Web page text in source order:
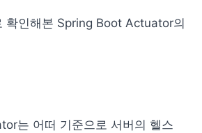
확인해본 Spring Boot Actuator의
는 어떠 기준으로 서버의 헬스